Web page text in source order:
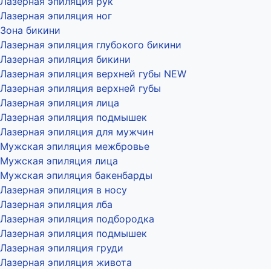
Лазерная эпиляция ног
Зона бикини
Лазерная эпиляция глубокого бикини
Лазерная эпиляция бикини
Лазерная эпиляция верхней губы NEW
Лазерная эпиляция верхней губы
Лазерная эпиляция лица
Лазерная эпиляция подмышек
Лазерная эпиляция для мужчин
Мужская эпиляция межбровье
Мужская эпиляция лица
Мужская эпиляция бакенбарды
Лазерная эпиляция в носу
Лазерная эпиляция лба
Лазерная эпиляция подбородка
Лазерная эпиляция подмышек
Лазерная эпиляция груди
Лазерная эпиляция живота